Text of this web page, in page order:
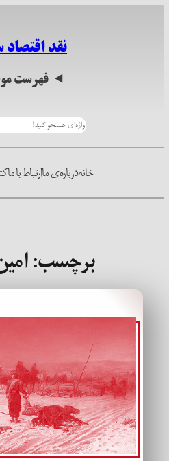
نقد
فهرست
خانهدرباره‌ی ماارتباط با ما
برچسب: